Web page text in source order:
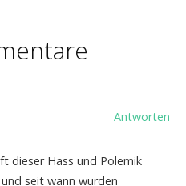
Antworten
dieser Hass und Polemik
seit wann wurden